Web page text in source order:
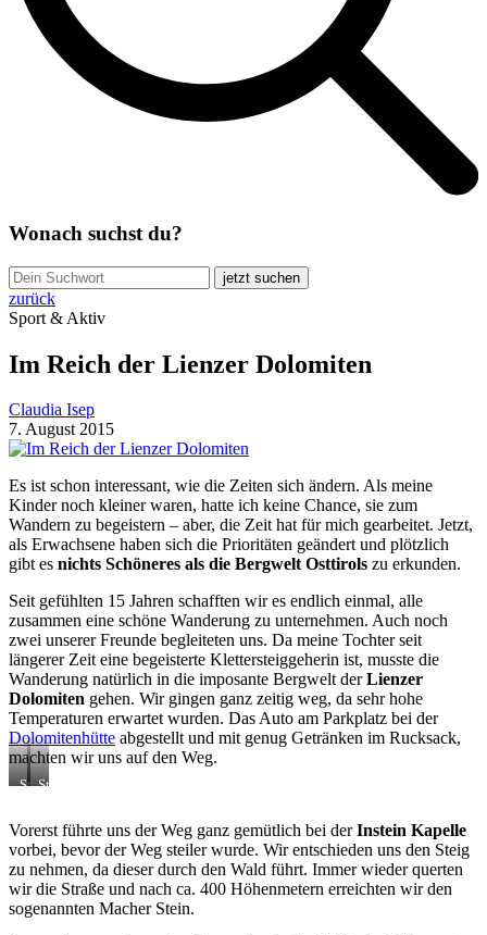
Wonach suchst du?
jetzt suchen
zurück
Sport & Aktiv
Im Reich der Lienzer Dolomiten
Claudia Isep
7. August 2015
Es ist schon interessant, wie die Zeiten sich ändern. Als meine
Kinder noch kleiner waren, hatte ich keine Chance, sie zum
Wandern zu begeistern – aber, die Zeit hat für mich gearbeitet. Jetzt,
als Erwachsene haben sich die Prioritäten geändert und plötzlich
gibt es nichts Schöneres als die Bergwelt Osttirols zu erkunden.
Seit gefühlten 15 Jahren schafften wir es endlich einmal, alle
zusammen eine schöne Wanderung zu unternehmen. Auch noch
zwei unserer Freunde begleiteten uns. Da meine Tochter seit
längerer Zeit eine begeisterte Klettersteiggeherin ist, musste die
Wanderung natürlich in die imposante Bergwelt derLienzer
Dolomiten gehen. Wir gingen ganz zeitig weg, da sehr hohe
Temperaturen erwartet wurden. Das Auto am Parkplatz bei der
Dolomitenhütte abgestellt und mit genug Getränken im Rucksack,
machten wir uns auf den Weg.
Start
bei
der
Dolomitenhütte
Steil
Weg
nach
oben,
umrahmt
von
den
Vorerst führte uns der Weg ganz gemütlich bei derInstein Kapelle
vorbei, bevor der Weg steiler wurde. Wir entschieden uns den Steig
zu nehmen, da dieser durch den Wald führt. Immer wieder querten
wir die Straße und nach ca. 400 Höhenmetern erreichten wir den
sogenannten Macher Stein.